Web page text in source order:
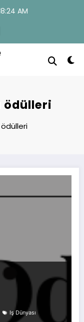
AM
ödülleri
ödülleri
Iş Dünyası